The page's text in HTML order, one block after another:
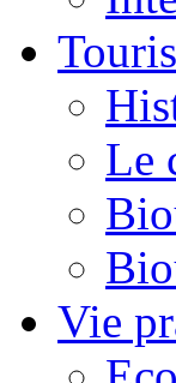
Le
Vie